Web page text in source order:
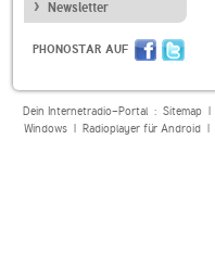
Newsletter
PHONOSTAR AUF
Dein Internetradio-Portal : Sitemap|
Windows| Radioplayer für Android|